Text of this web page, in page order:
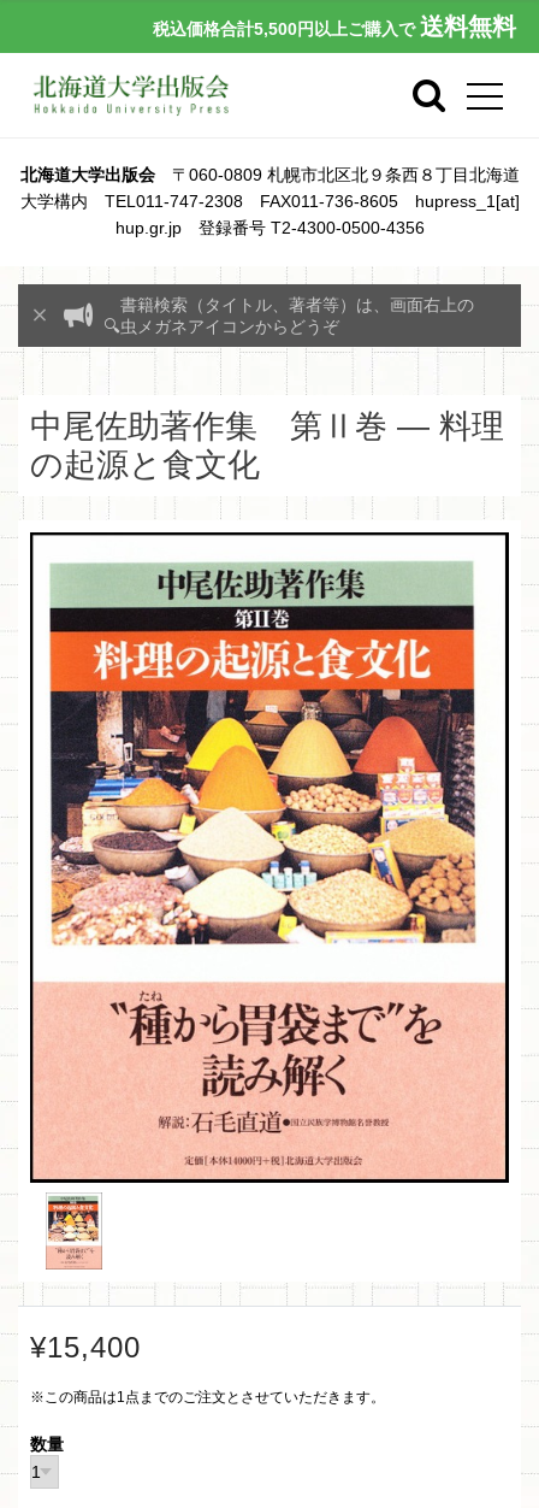
税込価格合計5,500円以上ご購入で 送料無料
北海道大学出版会〒060-0809 札幌市北区北９条西８丁目北海道
大学構内 TEL011-747-2308 FAX011-736-8605 hupress_1[at]
hup.gr.jp 登録番号 T2-4300-0500-4356
書籍検索（タイトル、著者等）は、画面右上の
🔍虫メガネアイコンからどうぞ
中尾佐助著作集 第Ⅱ巻 ― 料理
の起源と食文化
¥15,400
※この商品は1点までのご注文とさせていただきます。
数量